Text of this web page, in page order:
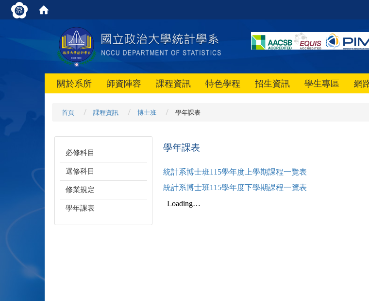
關於系所 師資陣容 課程資訊 特色學程 招生資訊 學生專區 網
首頁 課程資訊 博士班 學年課表
必修科目
選修科目
修業規定
學年課表
學年課表
​統計系博士班115學年度上學期課程一覽表
統計系博士班115學年度下學期課程一覽表